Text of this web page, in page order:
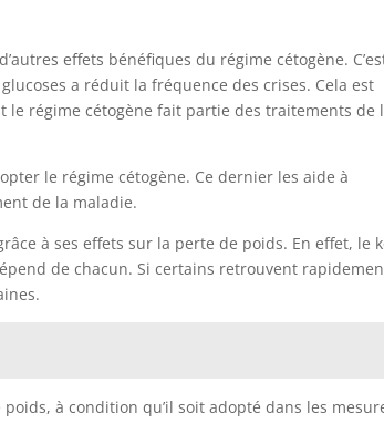
effets bénéfiques du régime cétogène.
a réduit la fréquence des crises. Cela est
le régime cétogène fait partie des traitements de
le régime cétogène. Ce dernier les aide à
de la maladie.
à ses effets sur la perte de poids. En effet, le
de chacun. Si certains retrouvent
à condition qu’il soit adopté dans les